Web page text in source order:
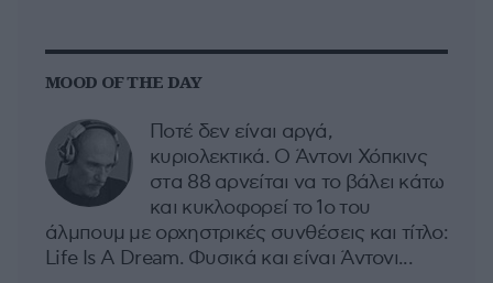
MOOD OF THE DAY
Ποτέ δεν είναι αργά,
κυριολεκτικά. Ο Άντονι Χόπκινς
στα 88 αρνείται να το βάλει κάτω
και κυκλοφορεί το 1ο του
άλμπουμ με ορχηστρικές συνθέσεις και τίτλο:
Life Is A Dream. Φυσικά και είναι Άντονι...